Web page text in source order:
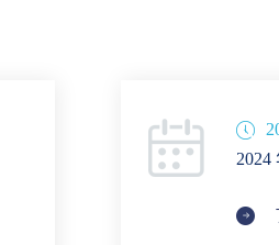
丰富了澳门地区2
伐。
2024